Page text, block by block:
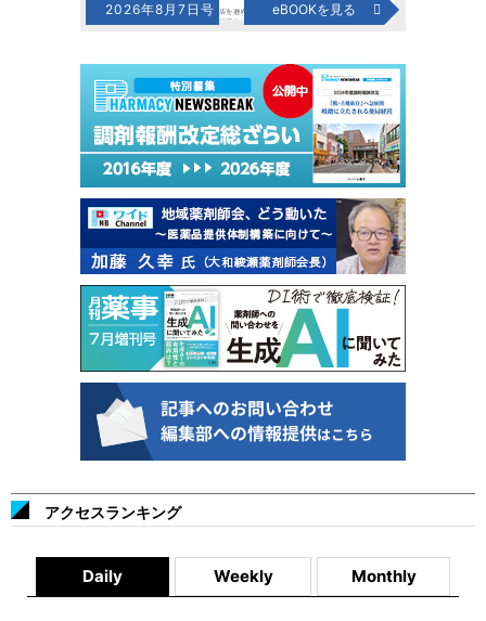
2026年8月7日号 eBOOKを見る
アクセスランキング
Daily Weekly Monthly